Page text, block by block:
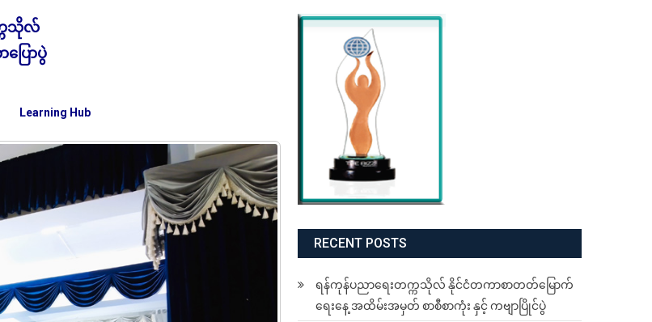
ကသိုလ်
ြောပွဲ
Learning Hub
RECENT POSTS
ရန်ကုန်ပညာရေးတက္ကသိုလ် နိုင်ငံတကာစာတတ်မြောက်
ရေးနေ့ အထိမ်းအမှတ် စာစီစာကုံး နှင့် ကဗျာပြိုင်ပွဲ